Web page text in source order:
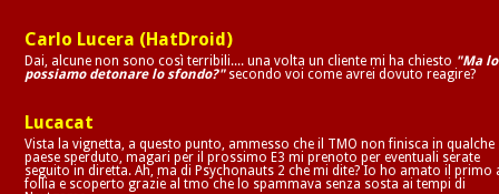
Carlo Lucera (HatDroid)
Dai, alcune non sono così terribili.... una volta un cliente mi ha chiesto "Ma lo
possiamo detonare lo sfondo?"secondo voi come avrei dovuto reagire?
Lucacat
Vista la vignetta, a questo punto, ammesso che il TMO non finisca in qualche
paese sperduto, magari per il prossimo E3 mi prenoto per eventuali serate
seguito in diretta. Ah, ma di Psychonauts 2 che mi dite? Io ho amato il primo
follia e scoperto grazie al tmo che lo spammava senza sosta ai tempi di